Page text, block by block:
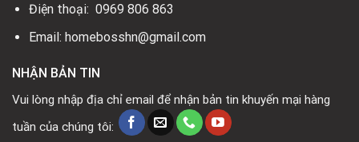
Điện thoại: 0969 806 863
Email: homebosshn@gmail.com
NHẬN BẢN TIN
Vui lòng nhập địa chỉ email để nhận bản tin khuyến mại hàng
tuần của chúng tôi: